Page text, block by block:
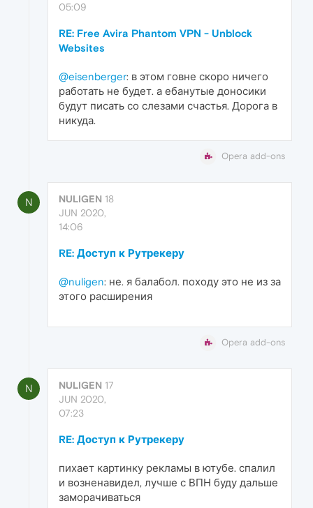
05:09
RE: Free Avira Phantom VPN - Unblock
Websites
@eisenberger: в этом говне скоро ничего
работать не будет. а ебанутые доносики
будут писать со слезами счастья. Дорога в
никуда.
Opera add-ons
N NULIGEN 18
JUN 2020,
14:06
RE: Доступ к Рутрекеру
@nuligen: не. я балабол. походу это не из за
этого расширения
Opera add-ons
N NULIGEN 17
JUN 2020,
07:23
RE: Доступ к Рутрекеру
пихает картинку рекламы в ютубе. спалил
и возненавидел, лучше с ВПН буду дальше
заморачиваться